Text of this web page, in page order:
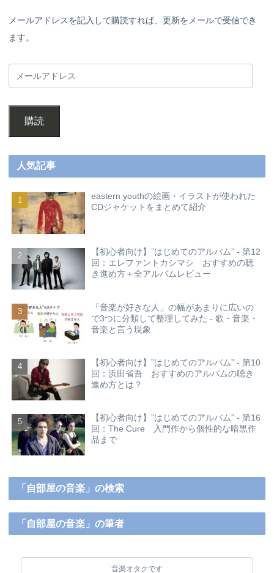
メールアドレスを記入して購読すれば、更新をメールで受信でき
ます。
購読
人気記事
eastern youthの絵画・イラストが使われた
CDジャケットをまとめて紹介
【初心者向け】”はじめてのアルバム” - 第12
回：エレファントカシマシ おすすめの聴
き進め方＋全アルバムレビュー
「音楽が好きな人」の幅があまりに広いの
で3つに分類して整理してみた - 歌・音楽・
音楽と言う現象
【初心者向け】”はじめてのアルバム” - 第10
回：浜田省吾 おすすめのアルバムの聴き
進め方とは？
【初心者向け】”はじめてのアルバム” - 第16
回：The Cure 入門作から個性的な暗黒作
品まで
「自部屋の音楽」の検索
「自部屋の音楽」の筆者
音楽オタクです